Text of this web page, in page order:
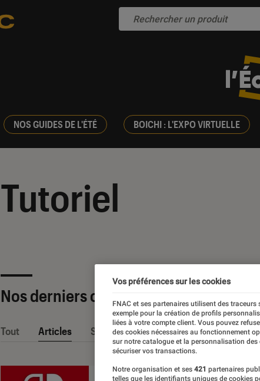
NOS GUIDES DE L'ÉTÉ BOICHI : L'EXPO VIRTUELLE
Tutoriel
Nos derniers contenus
Tout Articles Sélections et guides
Vos préférences sur les cookies
FNAC et ses partenaires utilisent des
exemple pour la création de profils
liées à votre compte client. Vous pouvez
des cookies nécessaires au fonctionnement
sur notre catalogue et la personnalisation des
sécuriser vos transactions.
Notre organisation et ses 421 partenaires
telles que les identifiants uniques de cookies